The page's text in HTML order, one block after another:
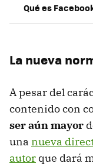
Qué es
La nueva
A pesar del
contenido con
ser aún mayor
una nueva
autor que dará